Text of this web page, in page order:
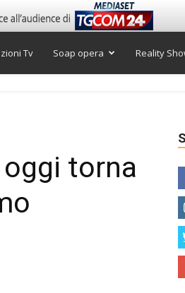
Tv Soap opera Reality
torna